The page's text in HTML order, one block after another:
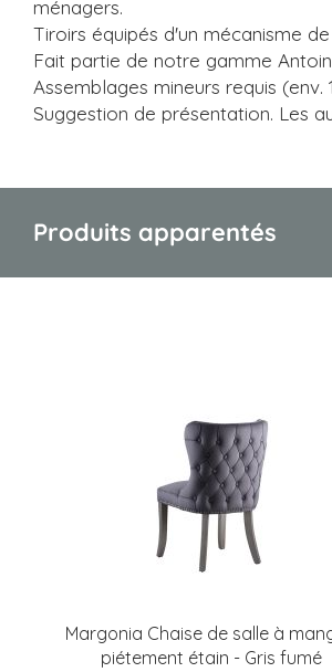
ménagers.
Tiroirs équipés d'un mécanisme
Fait partie de notre gamme
Assemblages mineurs requis (env.
Suggestion de présentation. Les
Produits apparentés
Margonia Chaise de salle à
piétement étain - Gris fumé